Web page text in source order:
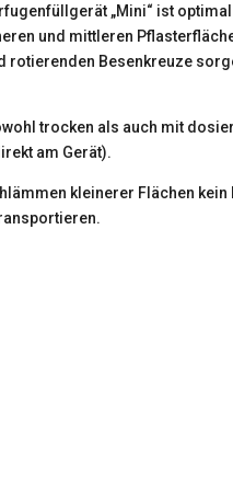
„Mini“ ist
und mittleren
rotierenden Besenkreuze
trocken als auch mit
am Gerät).
kleinerer Flächen